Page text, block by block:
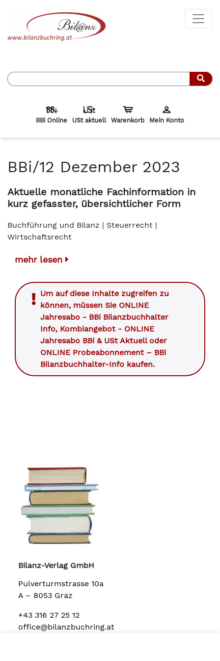
BBi Online USt aktuell Warenkorb Mein Konto
BBi/12 Dezember 2023
Aktuelle monatliche Fachinformation in
kurz gefasster, übersichtlicher Form
Buchführung und Bilanz | Steuerrecht |
Wirtschaftsrecht
mehr lesen
Um auf diese Inhalte zugreifen zu
können, müssen Sie ONLINE
Jahresabo - BBi Bilanzbuchhalter
Info, Kombiangebot - ONLINE
Jahresabo BBi & USt Aktuelloder
ONLINE Probeabonnement – BBi
Bilanzbuchhalter-Info kaufen.
Bilanz-Verlag GmbH
Pulverturmstrasse 10a
A – 8053 Graz
+43 316 27 25 12
office@bilanzbuchring.at